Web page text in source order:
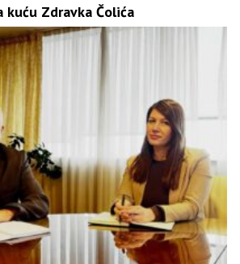
kuću Zdravka Čolića